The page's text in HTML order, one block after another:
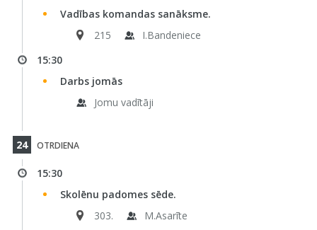
Vadības komandas sanāksme.
215
I.Bandeniece
15:30
Darbs jomās
Jomu vadītāji
24 OTRDIENA
15:30
Skolēnu padomes sēde.
303.
M.Asarīte